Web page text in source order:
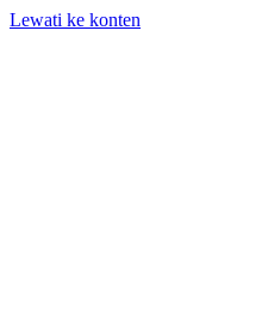
Lewati ke konten